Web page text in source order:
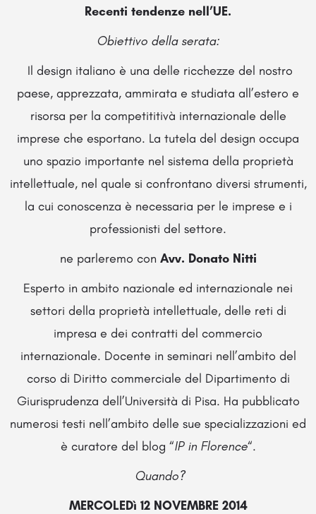
Recenti tendenze nell’UE.
Obiettivo della serata:
Il design italiano è una delle ricchezze del nostro
paese, apprezzata, ammirata e studiata all’estero e
risorsa per la competititivà internazionale delle
imprese che esportano. La tutela del design occupa
uno spazio importante nel sistema della proprietà
intellettuale, nel quale si confrontano diversi strumenti,
la cui conoscenza è necessaria per le imprese e i
professionisti del settore.
ne parleremo con Avv. Donato Nitti
Esperto in ambito nazionale ed internazionale nei
settori della proprietà intellettuale, delle reti di
impresa e dei contratti del commercio
internazionale. Docente in seminari nell’ambito del
corso di Diritto commerciale del Dipartimento di
Giurisprudenza dell’Università di Pisa. Ha pubblicato
numerosi testi nell’ambito delle sue specializzazioni ed
è curatore del blog “IP in Florence“.
Quando?
MERCOLEDì 12 NOVEMBRE 2014